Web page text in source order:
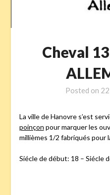
Cheval
Posted on
La ville de Hanovre s’est
poinçon pour marquer les
millièmes 1/2 fabriqués pour
Siécle de début: 18 – Siécle